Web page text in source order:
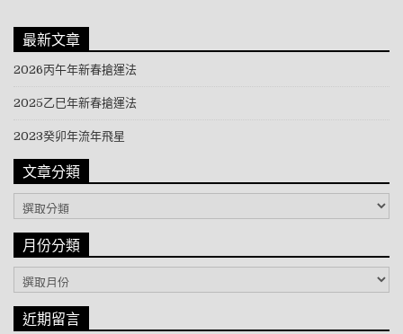
最新文章
2026丙午年新春搶運法
2025乙巳年新春搶運法
2023癸卯年流年飛星
文章分類
文章分類
月份分類
月份分類
近期留言